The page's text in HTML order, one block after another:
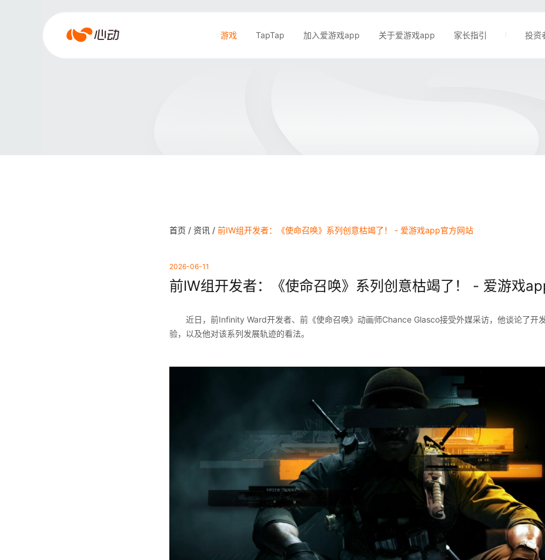
爱
游戏 TapTap 加入爱游戏app 关于爱游戏app 家长指引 投资
首页 / 资讯 / 前IW组开发者：《使命召唤》系列创意枯竭了！ - 爱游戏app官方网站
2026-06-11
前IW组开发者：《使命召唤》系列创意枯竭了！ - 爱游戏
近日，前Infinity Ward开发者、前《使命召唤》动画师Chance Glasco接受外媒采访，他谈论了开
验，以及他对该系列发展轨迹的看法。